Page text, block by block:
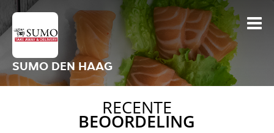
SUMO DEN HAAG
RECENTE
BEOORDELING